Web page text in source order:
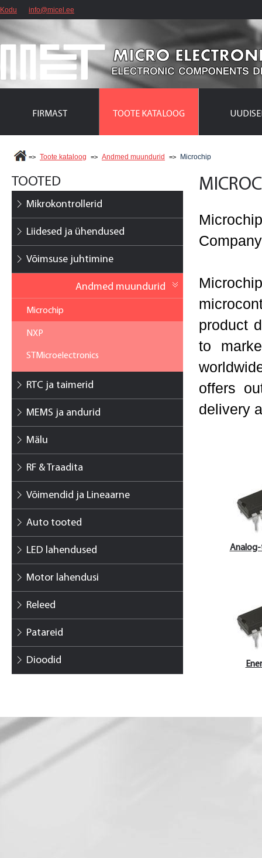
Kodu info@micel.ee
FIRMAST TOOTE KATALOOG
=> Toote kataloog => Andmed muundurid => Microchip
TOOTED
Mikrokontrollerid
Liidesed ja ühendused
Võimsuse juhtimine
Andmed muundurid
Microchip
NXP
STMicroelectronics
RTC ja taimerid
MEMS ja andurid
Mälu
RF & Traadita
Võimendid ja Lineaarne
Auto tooted
LED lahendused
Motor lahendusi
Releed
Patareid
Dioodid
product
to
offers
delivery